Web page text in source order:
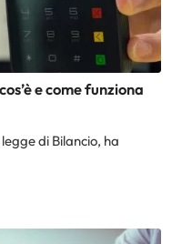
e come funziona
di Bilancio, ha